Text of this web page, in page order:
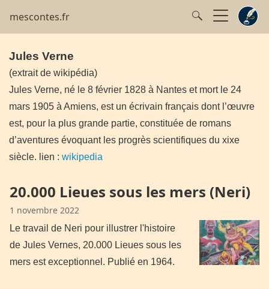
mescontes.fr
Jules Verne
(extrait de wikipédia)
Jules Verne, né le 8 février 1828 à Nantes et mort le 24
mars 1905 à Amiens, est un écrivain français dont l’œuvre
est, pour la plus grande partie, constituée de romans
d’aventures évoquant les progrès scientifiques du xixe
siècle. lien : wikipedia
20.000 Lieues sous les mers (Neri)
1 novembre 2022
Le travail de Neri pour illustrer l'histoire
de Jules Vernes, 20.000 Lieues sous les
mers est exceptionnel. Publié en 1964.